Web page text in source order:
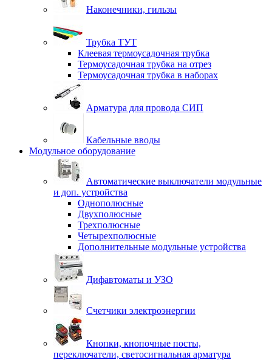
Наконечники, гильзы
Трубка ТУТ
Клеевая термоусадочная трубка
Термоусадочная трубка на отрез
Термоусадочная трубка в наборах
Арматура для провода СИП
Кабельные вводы
Модульное оборудование
Автоматические выключатели модульные
и доп. устройства
Однополюсные
Двухполюсные
Трехполюсные
Четырехполюсные
Дополнительные модульные устройства
Дифавтоматы и УЗО
Счетчики электроэнергии
Кнопки, кнопочные посты,
переключатели, светосигнальная арматура